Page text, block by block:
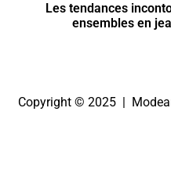
Les tendances
ensembles en
Copyright © 2025 |